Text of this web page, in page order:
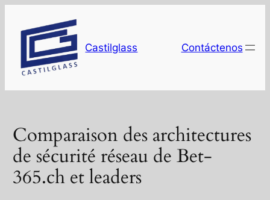
contenido
Castilglass Contáctenos
Comparaison des architectures
de sécurité réseau de Bet-
365.ch et leaders